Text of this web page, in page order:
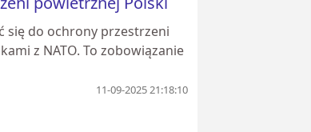
się do ochrony przestrzeni
z NATO. To zobowiązanie
11-09-2025 21:18:10